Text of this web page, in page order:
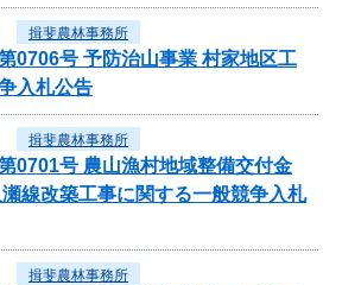
揖斐農林事務所
0706号 予防治山事業 村家地区工
入札公告
揖斐農林事務所
0701号 農山漁村地域整備交付金
線改築工事に関する一般競争入札
揖斐農林事務所